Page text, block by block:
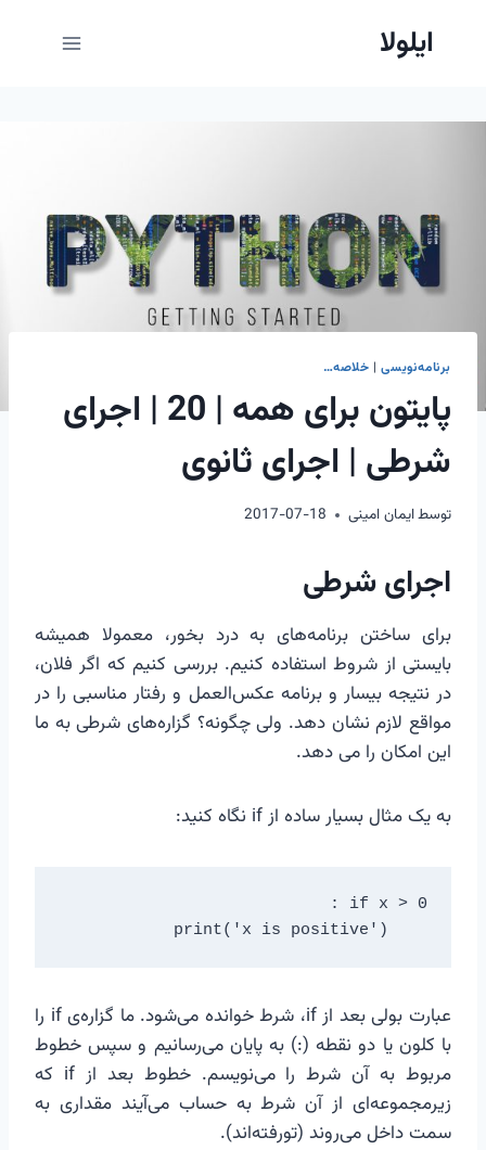
ایلولا
برنامه‌نویسی| خلاصه…
پایتون برای همه | 20 | اجرای
شرطی | اجرای ثانوی
توسطایمان امینی 2017-07-18
اجرای شرطی
برای ساختن برنامه‌های به درد بخور، معمولا همیشه
بایستی از شروط استفاده کنیم. بررسی کنیم که اگر فلان،
در نتیجه بیسار و برنامه عکس‌العمل و رفتار مناسبی را در
مواقع لازم نشان دهد. ولی چگونه؟ گزاره‌های شرطی به ما
این امکان را می دهد.
به یک مثال بسیار ساده از if نگاه کنید:
عبارت بولی بعد از if، شرط خوانده می‌شود. ما گزاره‌ی if را
با کلون یا دو نقطه (:) به پایان می‌رسانیم و سپس خطوط
مربوط به آن شرط را می‌نویسم. خطوط بعد از if که
زیرمجموعه‌ای از آن شرط به حساب می‌آیند مقداری به
سمت داخل می‌روند (تورفته‌اند).